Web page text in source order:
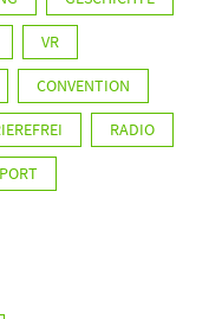
VR
CONVENTION
RADIO